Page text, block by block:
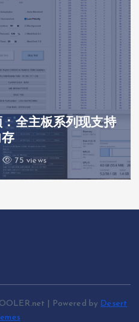
全主板系列现支持
75 views
| Powered by Desert